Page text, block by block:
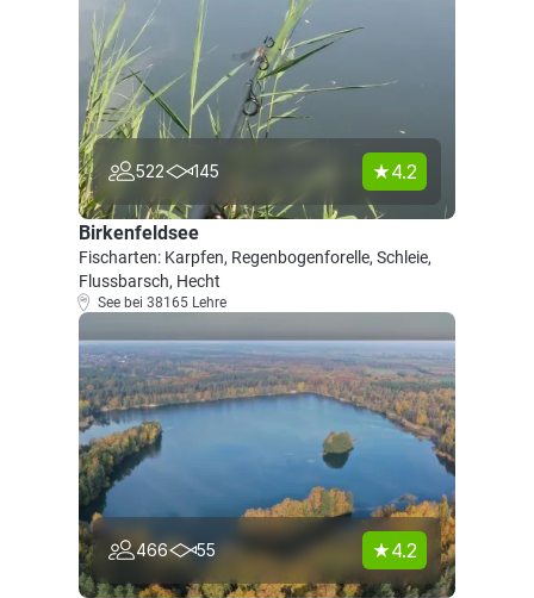
522 145 4.2
Birkenfeldsee
Fischarten: Karpfen, Regenbogenforelle, Schleie,
Flussbarsch, Hecht
See bei 38165 Lehre
466 55 4.2